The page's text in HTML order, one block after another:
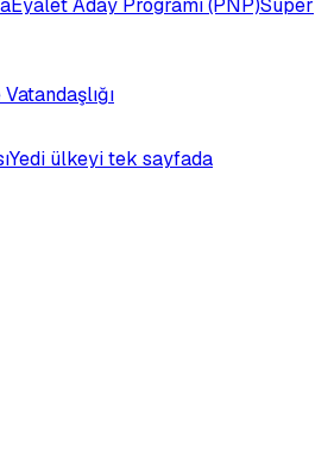
Eyalet Aday Programı (PNP)Süper
Yedi ülkeyi tek sayfada